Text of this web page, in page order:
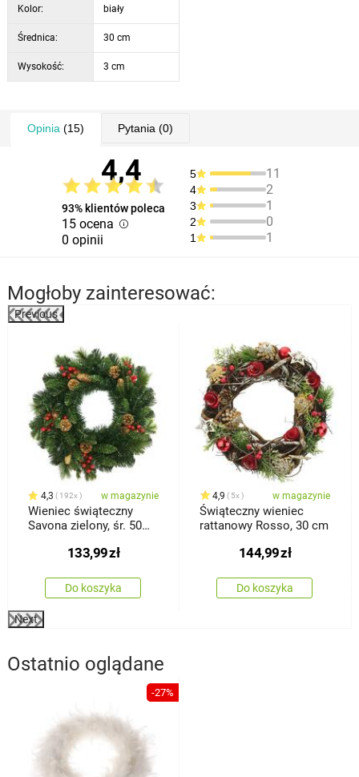
Kolor: biały
Średnica: 30 cm
Wysokość: 3 cm
Opinia (15) Pytania (0)
4,4
93% klientów poleca
15 ocena
0 opinii
5 11
4 2
3 1
2 0
1 1
Mogłoby zainteresować:
Previous
4,3 192x w magazynie
Wieniec świąteczny
Savona zielony, śr. 50
133,99zł
Do koszyka
4,9 5x w magazynie
Świąteczny wieniec
rattanowy Rosso, 30 cm
144,99zł
Do koszyka
Next
Ostatnio oglądane
-27%